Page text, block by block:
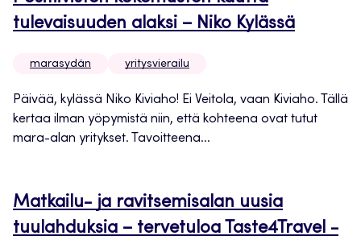
tulevaisuuden alaksi – Niko Kylässä
marasydän yritysvierailu
Päivää, kylässä Niko Kiviaho! Ei Veitola, vaan Kiviaho. Tällä
kertaa ilman yöpymistä niin, että kohteena ovat tutut
mara-alan yritykset. Tavoitteena...
Matkailu- ja ravitsemisalan uusia
tuulahduksia – tervetuloa Taste4Travel -